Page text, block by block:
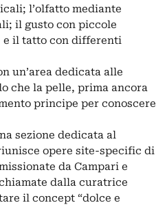
l’olfatto mediante
il gusto con piccole
e il tatto con differenti
un’area dedicata alle
che la pelle, prima ancora
principe per conoscere
sezione dedicata al
opere site-specific di
da Campari e
dalla curatrice
il concept “dolce e